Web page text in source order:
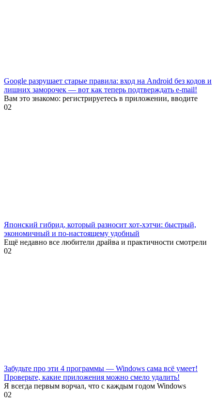
Google разрушает старые правила: вход на Android без кодов и
лишних заморочек — вот как теперь подтверждать e-mail!
Вам это знакомо: регистрируетесь в приложении, вводите
02
Японский гибрид, который разносит хот-хэтчи: быстрый,
экономичный и по-настоящему удобный
Ещё недавно все любители драйва и практичности смотрели
02
Забудьте про эти 4 программы — Windows сама всё умеет!
Проверьте, какие приложения можно смело удалить!
Я всегда первым ворчал, что с каждым годом Windows
02